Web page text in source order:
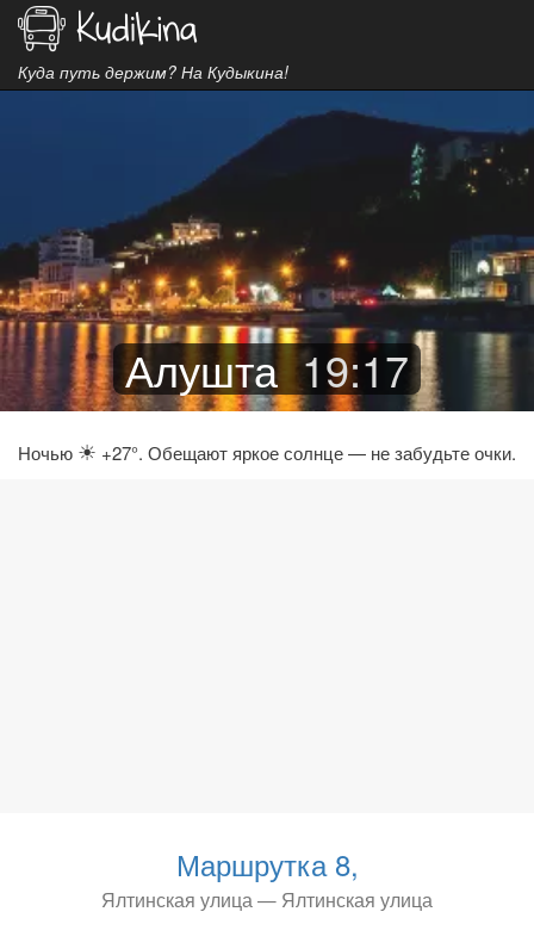
Куда путь держим? На Кудыкина!
Алушта 19:17
Ночью ☀ +27°. Обещают яркое солнце — не забудьте очки.
Маршрутка 8,
Ялтинская улица — Ялтинская улица